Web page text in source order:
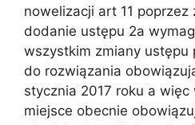
nowelizacji art 11 poprzez
dodanie ustępu 2a
wszystkim zmiany ustępu
do rozwiązania
stycznia 2017 roku a
miejsce obecnie